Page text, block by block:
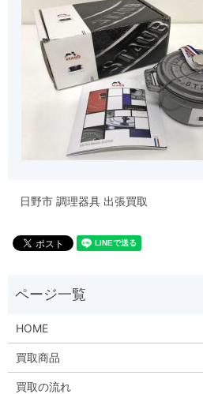
日野市 調理器具 出張買取
HOME
買取商品
買取の流れ